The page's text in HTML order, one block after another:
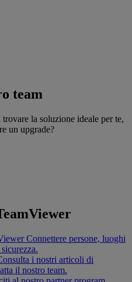
team
la soluzione ideale per te,
un upgrade?
Connettere persone, luoghi
i nostri articoli di
il nostro team.